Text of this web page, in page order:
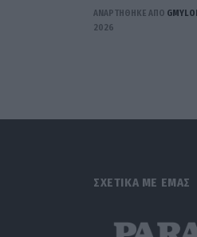
ΑΝΑΡΤΗΘΗΚΕ ΑΠΟ
2026
ΣΧΕΤΙΚΑ ΜΕ ΕΜΑΣ